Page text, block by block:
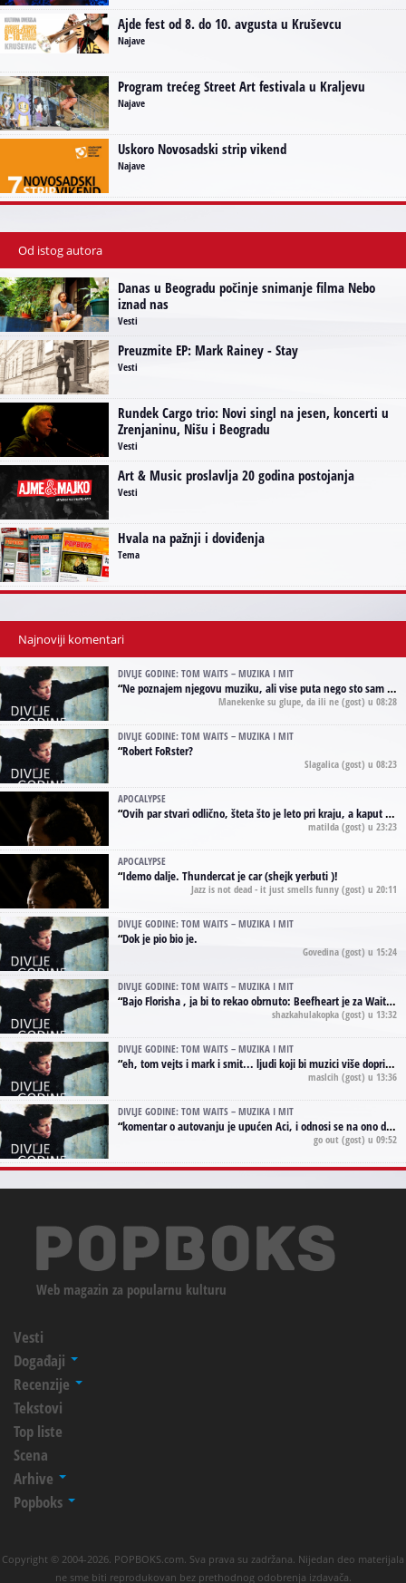
Ajde fest od 8. do 10. avgusta u Kruševcu
Najave
Program trećeg Street Art festivala u Kraljevu
Najave
Uskoro Novosadski strip vikend
Najave
Od istog autora
Danas u Beogradu počinje snimanje filma Nebo
iznad nas
Vesti
Preuzmite EP: Mark Rainey - Stay
Vesti
Rundek Cargo trio: Novi singl na jesen, koncerti u
Zrenjaninu, Nišu i Beogradu
Vesti
Art & Music proslavlja 20 godina postojanja
Vesti
Hvala na pažnji i doviđenja
Tema
Najnoviji komentari
DIVLJE GODINE: TOM WAITS – MUZIKA I MIT
“Ne poznajem njegovu muziku, ali vise puta nego sto sam to zazeleo gledao sam njegove umjetnicke slike na raznim stranama interneta. Te stoga zakljucujem da je Tom Waits Lady Gaga muzike namrstenih, ma
Manekenke su glupe, da ili ne (gost) u 08:28
DIVLJE GODINE: TOM WAITS – MUZIKA I MIT
“Robert FoRster?
Slagalica (gost) u 08:23
APOCALYPSE
“Ovih par stvari odlično, šteta što je leto pri kraju, a kaput koji te vervoatno podseća na pirotski ćilim je iz tradicije Navaho indijanaca ;)
matilda (gost) u 23:23
APOCALYPSE
“Idemo dalje. Thundercat je car (shejk yerbuti )!
Jazz is not dead - it just smells funny (gost) u 20:11
DIVLJE GODINE: TOM WAITS – MUZIKA I MIT
“Dok je pio bio je.
Govedina (gost) u 15:24
DIVLJE GODINE: TOM WAITS – MUZIKA I MIT
“Bajo Florisha , ja bi to rekao obrnuto: Beefheart je za Waitsa, isto sto i Hendrix za Lenny Kravitza
shazkahulakopka (gost) u 13:32
DIVLJE GODINE: TOM WAITS – MUZIKA I MIT
“eh, tom vejts i mark i smit... ljudi koji bi muzici više doprineli da su radili kao vozači tramvaja u gsp-u.
maslcih (gost) u 13:36
DIVLJE GODINE: TOM WAITS – MUZIKA I MIT
“komentar o autovanju je upućen Aci, i odnosi se na ono drugo autovanje...'senzualnost Waitsa' ;)
go out (gost) u 09:52
Web magazin za popularnu kulturu
Vesti
Događaji
Recenzije
Tekstovi
Top liste
Scena
Arhive
Popboks
Copyright © 2004-2026. POPBOKS.com. Sva prava su zadržana. Nijedan deo materijala
ne sme biti reprodukovan bez prethodnog odobrenja izdavača.